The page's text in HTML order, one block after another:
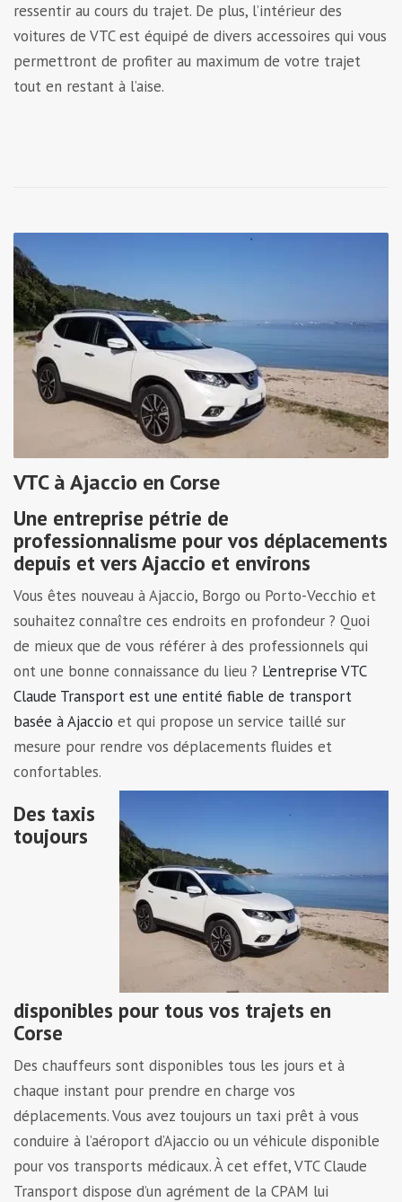
ressentir au cours du trajet. De plus, l’intérieur des
voitures de VTC est équipé de divers accessoires qui vous
permettront de profiter au maximum de votre trajet
tout en restant à l’aise.
VTC à Ajaccio en Corse
Une entreprise pétrie de
professionnalisme pour vos déplacements
depuis et vers Ajaccio et environs
Vous êtes nouveau à Ajaccio, Borgo ou Porto-Vecchio et
souhaitez connaître ces endroits en profondeur ? Quoi
de mieux que de vous référer à des professionnels qui
ont une bonne connaissance du lieu ? L’entreprise VTC
Claude Transport est une entité fiable de transport
basée à Ajaccio et qui propose un service taillé sur
mesure pour rendre vos déplacements fluides et
confortables.
Des taxis
toujours
disponibles pour tous vos trajets en
Corse
Des chauffeurs sont disponibles tous les jours et à
chaque instant pour prendre en charge vos
déplacements. Vous avez toujours un taxi prêt à vous
conduire à l’aéroport d’Ajaccio ou un véhicule disponible
pour vos transports médicaux. À cet effet, VTC Claude
Transport dispose d’un agrément de la CPAM lui